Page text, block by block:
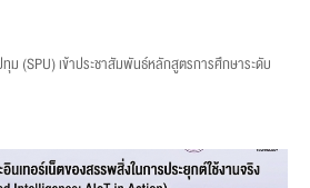
(SPU) เข้าประชาสัมพันธ์หลักสูตรการศึกษาระดับ